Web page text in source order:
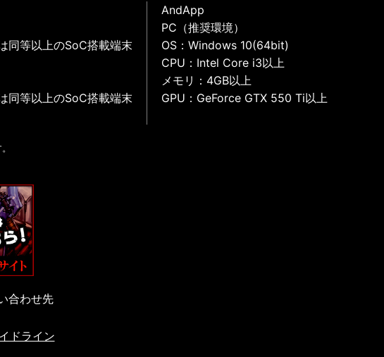
同等以上のSoC搭載端末
同等以上のSoC搭載端末
AndApp
PC（推奨環境）
OS：Windows 10(64bit)
CPU：Intel Core i3以上
メモリ：4GB以上
GPU：GeForce GTX 550 Ti以上
合わせ先
ドライン